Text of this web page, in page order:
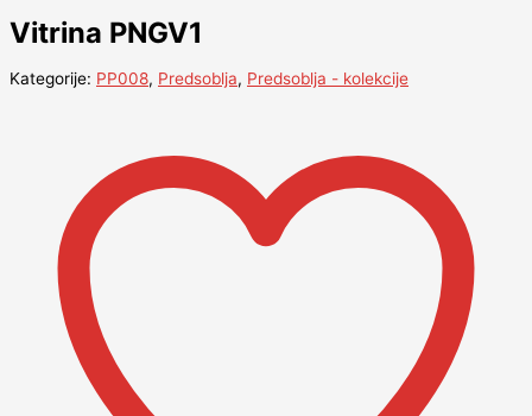
Vitrina PNGV1
Kategorije: PP008, Predsoblja, Predsoblja - kolekcije